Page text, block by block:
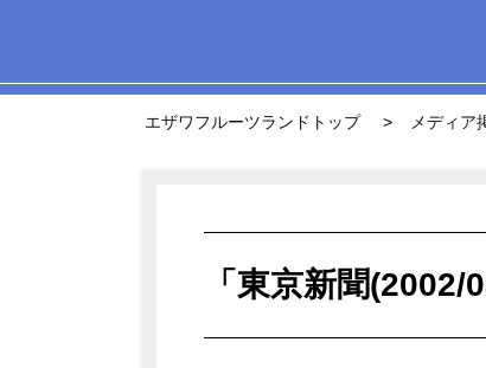
エザワフルーツランドトップ メディア
「東京新聞